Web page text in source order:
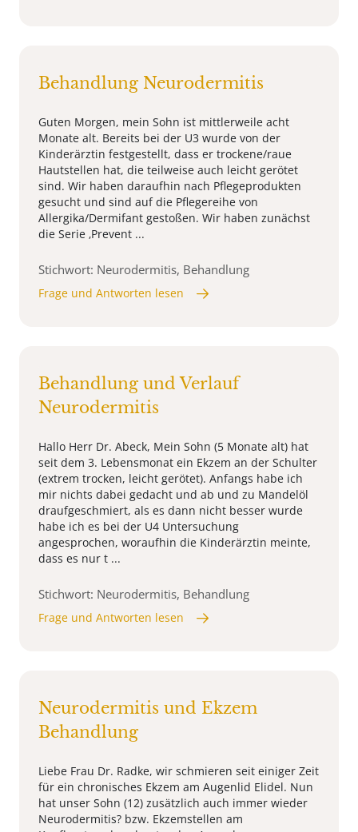
Behandlung Neurodermitis
Guten Morgen, mein Sohn ist mittlerweile acht
Monate alt. Bereits bei der U3 wurde von der
Kinderärztin festgestellt, dass er trockene/raue
Hautstellen hat, die teilweise auch leicht gerötet
sind. Wir haben daraufhin nach Pflegeprodukten
gesucht und sind auf die Pflegereihe von
Allergika/Dermifant gestoßen. Wir haben zunächst
die Serie ‚Prevent ...
Stichwort: Neurodermitis, Behandlung
Frage und Antworten lesen
Behandlung und Verlauf
Neurodermitis
Hallo Herr Dr. Abeck, Mein Sohn (5 Monate alt) hat
seit dem 3. Lebensmonat ein Ekzem an der Schulter
(extrem trocken, leicht gerötet). Anfangs habe ich
mir nichts dabei gedacht und ab und zu Mandelöl
draufgeschmiert, als es dann nicht besser wurde
habe ich es bei der U4 Untersuchung
angesprochen, woraufhin die Kinderärztin meinte,
dass es nur t ...
Stichwort: Neurodermitis, Behandlung
Frage und Antworten lesen
Neurodermitis und Ekzem
Behandlung
Liebe Frau Dr. Radke, wir schmieren seit einiger Zeit
für ein chronisches Ekzem am Augenlid Elidel. Nun
hat unser Sohn (12) zusätzlich auch immer wieder
Neurodermitis? bzw. Ekzemstellen am